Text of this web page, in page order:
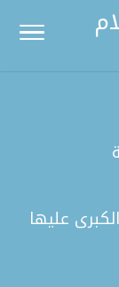
عليها